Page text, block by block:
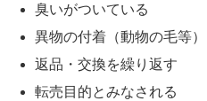
臭いがついている
異物の付着（動物の毛等）
返品・交換を繰り返す
転売目的とみなされる